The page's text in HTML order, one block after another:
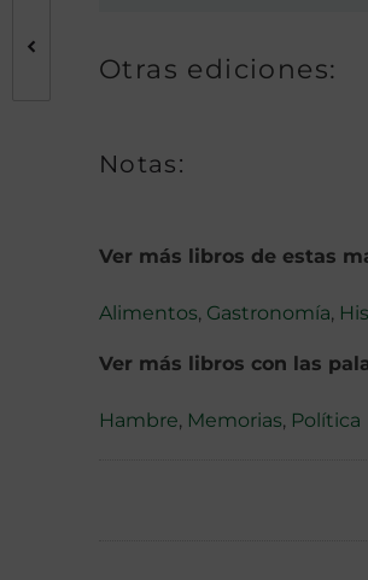
Otras ediciones:
Notas:
Ver más libros de estas
Alimentos, Gastronomía,
Ver más libros con las
Hambre, Memorias, Política